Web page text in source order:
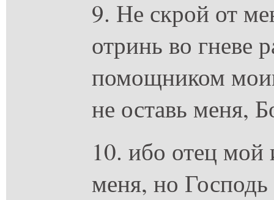
9. Не скрой от
отринь во гневе
помощником
не оставь меня,
10. ибо отец мой
меня, но